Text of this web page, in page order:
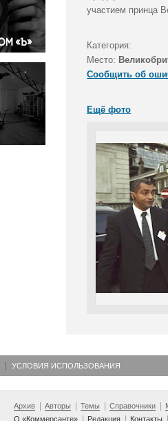
участием принца
Категория:
Место:
Сообщить об
Ещё фото
УСЛОВИЯ ИСПОЛЬЗОВАНИЯ
Архив Авторы Темы Справочники
О «Коммерсанте»
Редакция Контакты